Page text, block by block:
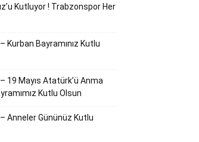
Kutluyor ! Trabzonspor Her
Kurban Bayramınız Kutlu
19 Mayıs Atatürk’ü Anma
Kutlu Olsun
Anneler Gününüz Kutlu